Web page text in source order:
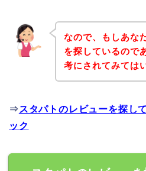
なので、もしあな
を探しているので
考にされてみては
⇒ スタパトのレビューを探し
ック